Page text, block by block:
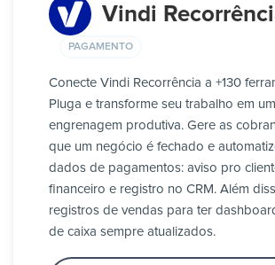
Vindi
PAGAMENTO
Conecte Vindi Recorrência a +130
Pluga e transforme seu trabalho em
engrenagem produtiva. Gere as
que um negócio é fechado e
dados de pagamentos: aviso pro
financeiro e registro no CRM. Além
registros de vendas para ter
de caixa sempre atualizados.